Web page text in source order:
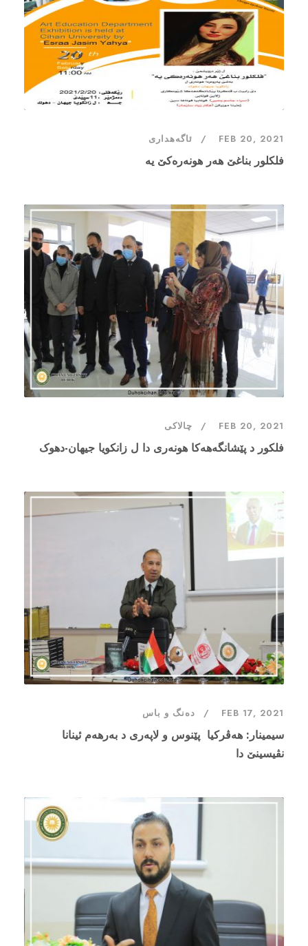
FEB 20, 2021 ئاگەهداری
فلکلور بناغێ هەر هونەرەکێ یە
FEB 20, 2021 چالاکی
فلکور د پێشانگەهەکا هونەرى دا ل زانکویا جیهان-دهوک
FEB 17, 2021 دەنگ و باس
سیمینار: هەڤرکيا پێنوس و لاپەرى د بەرهەم ئینانا
نڤیسینێ دا